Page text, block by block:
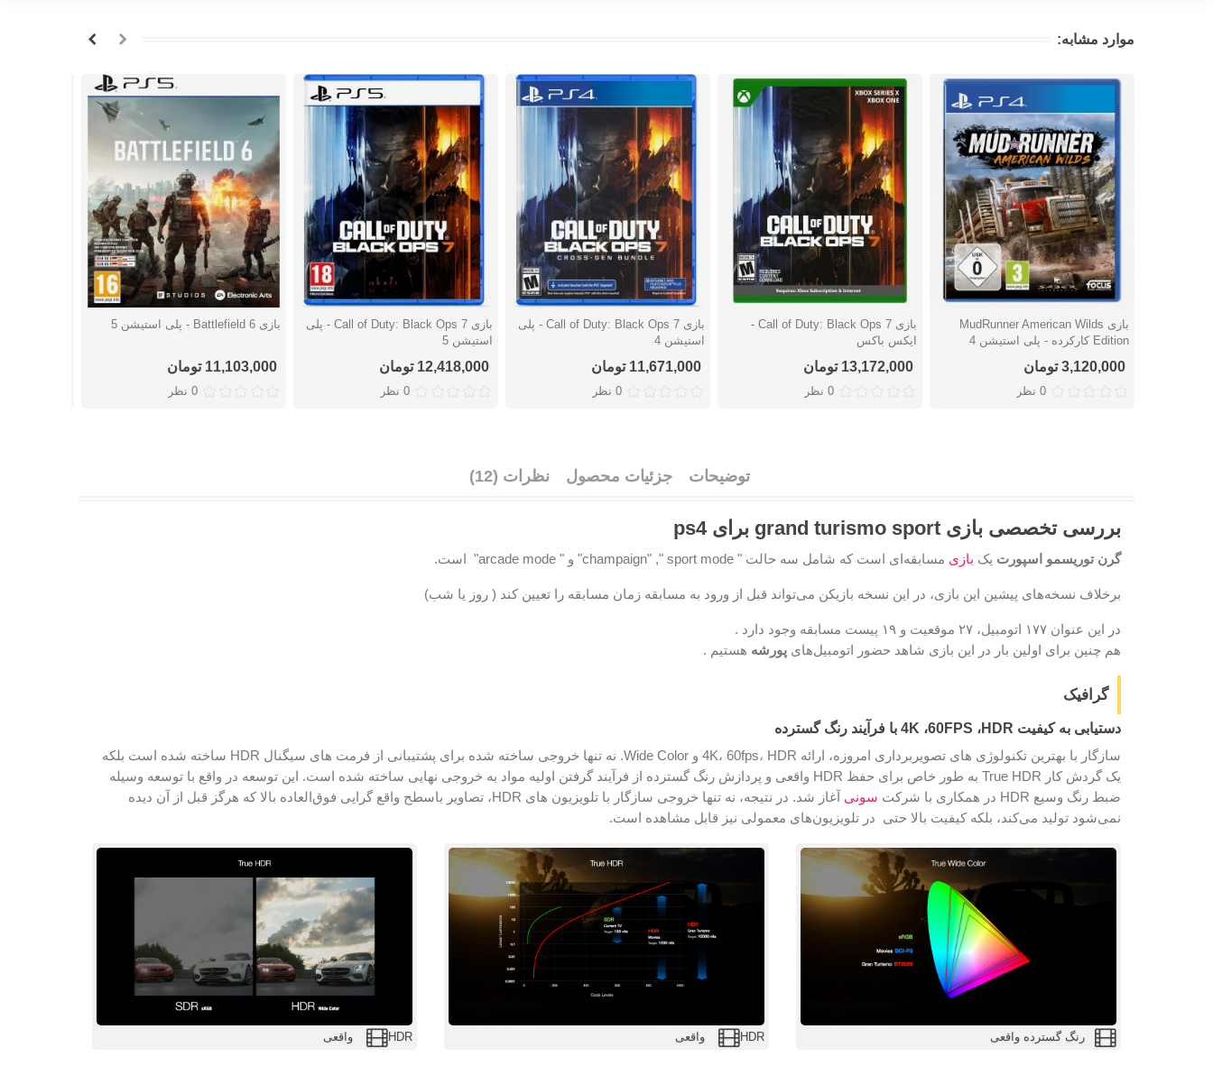
موارد مشابه:
دوست داشتن
بازی MudRunner American Wilds
Edition کارکرده - پلی استیشن 4
3,120,000 تومان
0 نظر
دوست داشتن
بازی Call of Duty: Black Ops 7 -
ایکس باکس
13,172,000 تومان
0 نظر
دوست داشتن
بازی Call of Duty: Black Ops 7 - پلی
استیشن 4
11,671,000 تومان
0 نظر
دوست داشتن
بازی Call of Duty: Black Ops 7 - پلی
استیشن 5
12,418,000 تومان
0 نظر
دوست داشتن بازی Battlefield 6 - پلی استیشن 5
11,103,000 تومان
0 نظر
توضیحات جزئیات محصول نظرات (12)
بررسی تخصصی بازی grand turismo sport برای ps4
گرن توریسمو اسپورت یک بازی مسابقه‌ای است که شامل سه حالت " champaign" ," sport mode" و " arcade mode" است.
برخلاف نسخه‌های پیشین این بازی، در این نسخه بازیکن می‌تواند قبل از ورود به مسابقه زمان مسابقه را تعیین کند ( روز یا شب)
در این عنوان ۱۷۷ اتومبیل، ۲۷ موقعیت و ۱۹ پیست مسابقه وجود دارد .
هم چنین برای اولین بار در این بازی شاهد حضور اتومبیل‌های پورشه هستیم .
گرافیک
دستیابی به کیفیت 4K ،60FPS ،HDR با فرآیند رنگ گسترده
سازگار با بهترین تکنولوژی های تصویربرداری امروزه، ارائه 4K، 60fps، HDR و Wide Color. نه تنها خروجی ساخته شده برای پشتیبانی از فرمت های سیگنال HDR ساخته شده است بلکه
یک گردش کار True HDR به طور خاص برای حفظ HDR واقعی و پردازش رنگ گسترده از فرآیند گرفتن اولیه مواد به خروجی نهایی ساخته شده است. این توسعه در واقع با توسعه وسیله
ضبط رنگ وسیع HDR در همکاری با شرکت
سونی
آغاز شد. در نتیجه، نه تنها خروجی سازگار با تلویزیون های HDR، تصاویر باسطح واقع گرایی فوق‌العاده بالا که هرگز قبل از آن دیده
نمی‌شود تولید می‌کند، بلکه کیفیت بالا حتی در تلویزیون‌های معمولی نیز قابل مشاهده است.
رنگ گسترده واقعی HDR واقعی HDR واقعی